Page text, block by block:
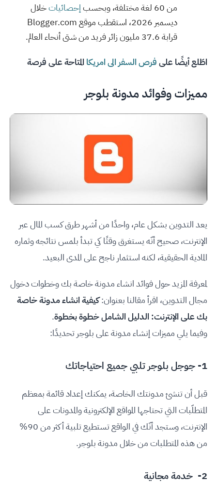
من 60 لغة مختلفة، وبحسب
إحصائياتخلال
ديسمبر 2026، استقطب موقع Blogger.com
قرابة 37.6 مليون زائر فريد من شتى أنحاء العالم.
اطّلع أيضًا علىفرص السفر الى امريكا المتاحة على فرصة
مميزات وفوائد مدونة بلوجر
يعد التدوين بشكل عام، واحدًا من أشهر طرق كسب المال عبر
الإنترنت، صحيح أنّه يستغرق وقتًا كي تبدأ بلمس نتائجه وثماره
المادية الحقيقية، لكنه استثمار ناجح على المدى البعيد.
لمعرفة المزيد حول فوائد انشاء مدونة خاصة بك وخطوات دخول
مجال التدوين، اقرأ مقالنا بعنوان:كيفية انشاء مدونة خاصة
بك على الإنترنت: الدليل الشامل خطوة بخطوة.
وفيما يلي مميزات إنشاء مدونة على بلوجر تحديدًا:
1- جوجل بلوجر تلبي جميع احتياجاتك
قبل أن تنشئ مدونتك الخاصة، يمكنك إعداد قائمة بمعظم
المتطلّبات التي تحتاجها المواقع الإلكترونية والمدونات على
الإنترنت، وستجد أنّك في الواقع تستطيع تلبية أكثر من 90%
من هذه المتطلبات من خلال مدونة بلوجر.
2- خدمة مجانية